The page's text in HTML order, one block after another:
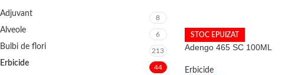
Adjuvant 8
Alveole 6
Bulbi de flori 213
Erbicide 44
STOC EPUIZAT
Adengo 465 SC 100ML
Erbicide